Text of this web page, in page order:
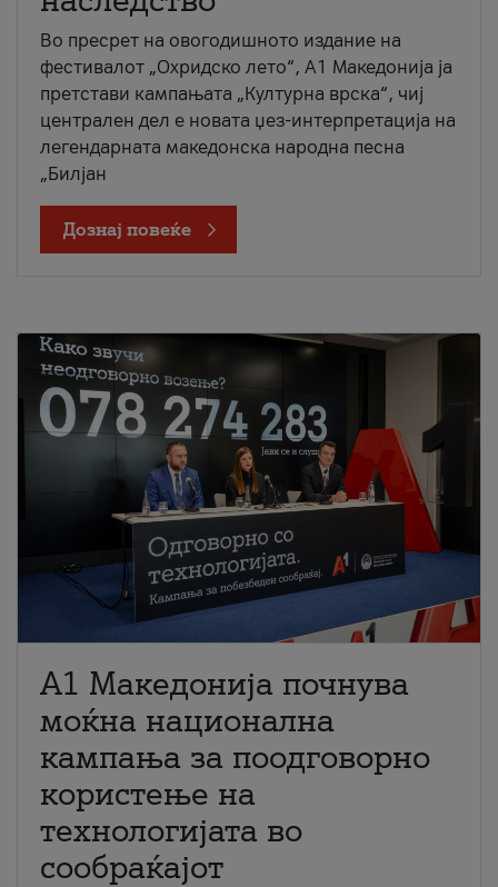
Во пресрет на овогодишното издание на
фестивалот „Охридско лето“, А1 Македонија ја
претстави кампањата „Културна врска“, чиј
централен дел е новата џез-интерпретација на
легендарната македонска народна песна
„Билјан
Дознај повеќе
A1 Македонија почнува
моќна национална
кампања за поодговорно
користење на
технологијата во
сообраќајот